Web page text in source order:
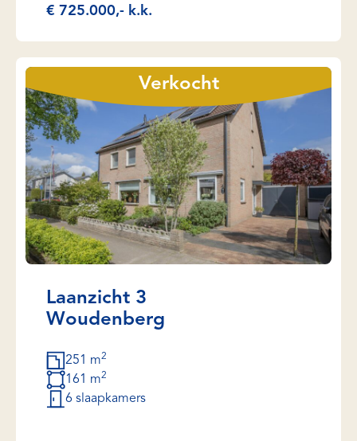
€ 725.000,- k.k.
Verkocht
Laanzicht 3
Woudenberg
251 m2
161 m2
6 slaapkamers